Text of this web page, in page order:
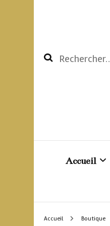
Rechercher :
Accueil
Accueil Boutique